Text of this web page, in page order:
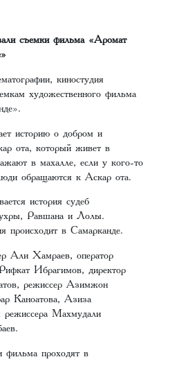
съемки фильма «Аромат
киностудия
художественного фильма
историю о добром и
ота, который живет в
в махалле, если у кого-то
обращаются к Аскар ота.
история судеб
Равшана и Лолы.
в Самарканде.
Али Хамраев, оператор
Ибрагимов, директор
режиссер Азимжон
Каноатова, Азиза
режиссера Махмудали
проходят в